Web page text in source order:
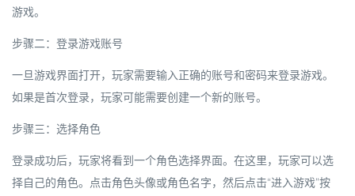
游戏。
步骤二：登录游戏账号
一旦游戏界面打开，玩家需要输入正确的账号和密码来登录游戏。
如果是首次登录，玩家可能需要创建一个新的账号。
步骤三：选择角色
登录成功后，玩家将看到一个角色选择界面。在这里，玩家可以选
择自己的角色。点击角色头像或角色名字，然后点击“进入游戏”按